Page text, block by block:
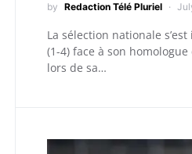
by Redaction Télé Pluriel
La sélection nationale
(1-4) face à son
lors de sa…